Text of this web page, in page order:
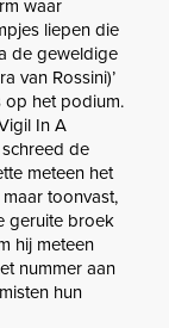
waar
liepen die
de geweldige
van Rossini)’
op het podium.
In A
de
meteen het
toonvast,
geruite broek
hij meteen
nummer aan
hun